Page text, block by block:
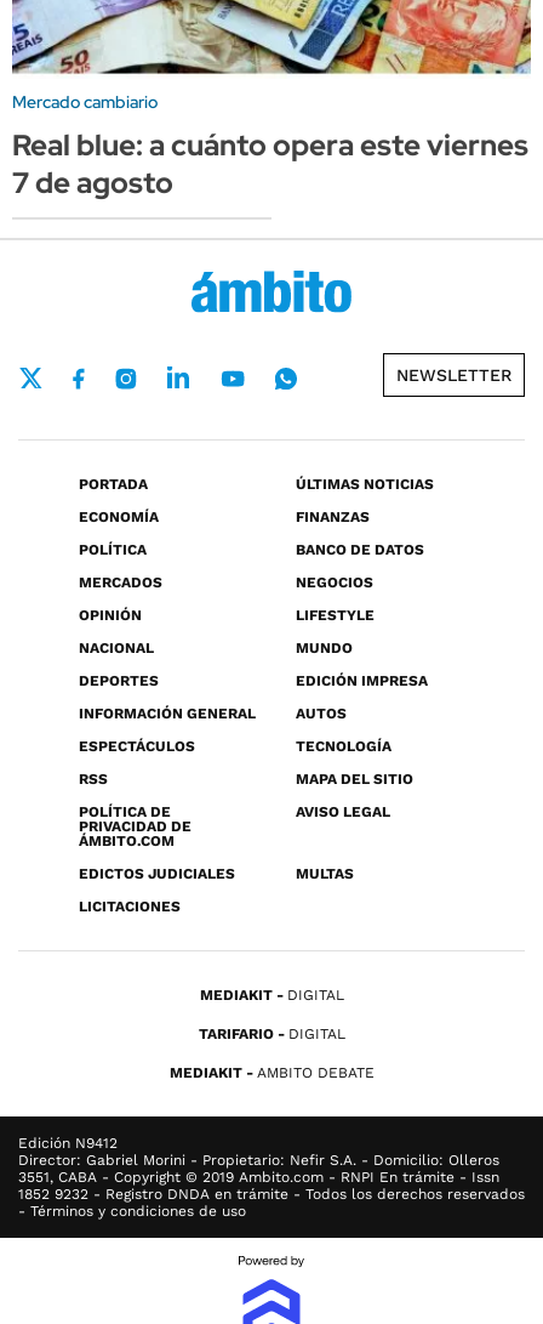
Mercado cambiario
Real blue: a cuánto opera este viernes
7 de agosto
NEWSLETTER
PORTADA
ÚLTIMAS NOTICIAS
ECONOMÍA
FINANZAS
POLÍTICA
BANCO DE DATOS
MERCADOS
NEGOCIOS
OPINIÓN
LIFESTYLE
NACIONAL
MUNDO
DEPORTES
EDICIÓN IMPRESA
INFORMACIÓN GENERAL
AUTOS
ESPECTÁCULOS
TECNOLOGÍA
RSS
MAPA DEL SITIO
POLÍTICA DE
PRIVACIDAD DE
ÁMBITO.COM
AVISO LEGAL
EDICTOS JUDICIALES
MULTAS
LICITACIONES
MEDIAKIT DIGITAL
TARIFARIO DIGITAL
MEDIAKIT AMBITO DEBATE
Edición N9412
Director: Gabriel Morini - Propietario: Nefir S.A. - Domicilio: Olleros
3551, CABA - Copyright © 2019 Ambito.com - RNPI En trámite - Issn
1852 9232 - Registro DNDA en trámite - Todos los derechos reservados
- Términos y condiciones de uso